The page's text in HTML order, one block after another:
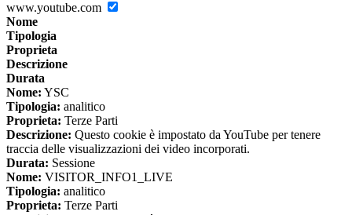
www.youtube.com
Nome
Tipologia
Proprieta
Descrizione
Durata
Nome: YSC
Tipologia: analitico
Proprieta: Terze Parti
Descrizione: Questo cookie è impostato da YouTube per tenere
traccia delle visualizzazioni dei video incorporati.
Durata: Sessione
Nome: VISITOR_INFO1_LIVE
Tipologia: analitico
Proprieta: Terze Parti